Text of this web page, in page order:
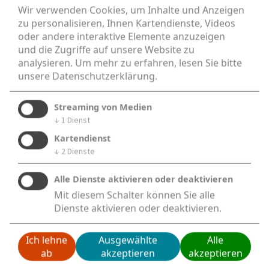
Ev. Tageseinrichtung Kinderarche
Lange Malterse 28a
44795 - Bochum
Tel.: 0234 432104 ​​​​​​
E-Mail
Kontakt
Anfahrt
Impressum
Datenschutz
Wir verwenden Cookies, um Inhalte und Anzeigen
zu personalisieren, Ihnen Kartendienste, Videos
oder andere interaktive Elemente anzuzeigen
und die Zugriffe auf unsere Website zu
analysieren. Um mehr zu erfahren, lesen Sie bitte
unsere Datenschutzerklärung.
Streaming von Medien
↓ 1 Dienst
Kartendienst
↓ 2 Dienste
Alle Dienste aktivieren oder deaktivieren
Mit diesem Schalter können Sie alle
Dienste aktivieren oder deaktivieren.
Ich lehne
ab
Ausgewählte
akzeptieren
Alle
akzeptieren